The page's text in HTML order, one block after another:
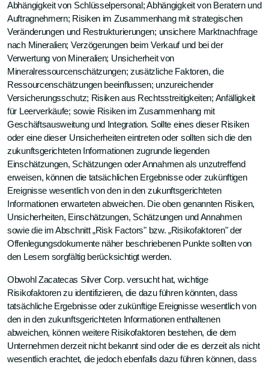
Abhängigkeit von Schlüsselpersonal; Abhängigkeit von Beratern und
Auftragnehmern; Risiken im Zusammenhang mit strategischen
Veränderungen und Restrukturierungen; unsichere Marktnachfrage
nach Mineralien; Verzögerungen beim Verkauf und bei der
Verwertung von Mineralien; Unsicherheit von
Mineralressourcenschätzungen; zusätzliche Faktoren, die
Ressourcenschätzungen beeinflussen; unzureichender
Versicherungsschutz; Risiken aus Rechtsstreitigkeiten; Anfälligkeit
für Leerverkäufe; sowie Risiken im Zusammenhang mit
Geschäftsausweitung und Integration. Sollte eines dieser Risiken
oder eine dieser Unsicherheiten eintreten oder sollten sich die den
zukunftsgerichteten Informationen zugrunde liegenden
Einschätzungen, Schätzungen oder Annahmen als unzutreffend
erweisen, können die tatsächlichen Ergebnisse oder zukünftigen
Ereignisse wesentlich von den in den zukunftsgerichteten
Informationen erwarteten abweichen. Die oben genannten Risiken,
Unsicherheiten, Einschätzungen, Schätzungen und Annahmen
sowie die im Abschnitt „Risk Factors" bzw. „Risikofaktoren" der
Offenlegungsdokumente näher beschriebenen Punkte sollten von
den Lesern sorgfältig berücksichtigt werden.
Obwohl Zacatecas Silver Corp. versucht hat, wichtige
Risikofaktoren zu identifizieren, die dazu führen könnten, dass
tatsächliche Ergebnisse oder zukünftige Ereignisse wesentlich von
den in den zukunftsgerichteten Informationen enthaltenen
abweichen, können weitere Risikofaktoren bestehen, die dem
Unternehmen derzeit nicht bekannt sind oder die es derzeit als nicht
wesentlich erachtet, die jedoch ebenfalls dazu führen können, dass